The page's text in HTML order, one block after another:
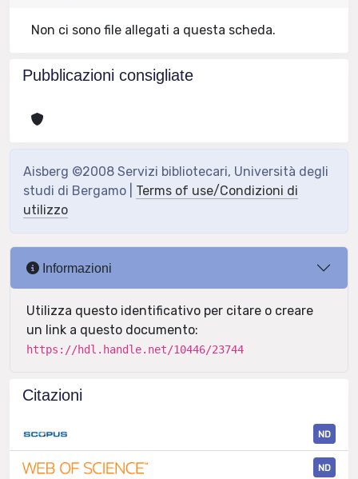
Non ci sono file allegati a questa scheda.
Pubblicazioni consigliate
Aisberg ©2008 Servizi bibliotecari, Università degli
studi di Bergamo | Terms of use/Condizioni di
utilizzo
Informazioni
Utilizza questo identificativo per citare o creare
un link a questo documento:
https://hdl.handle.net/10446/23744
Citazioni
ND
ND